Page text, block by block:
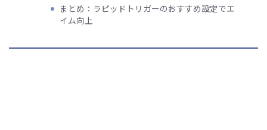
まとめ：ラピッドトリガーのおすすめ設定でエ
イム向上